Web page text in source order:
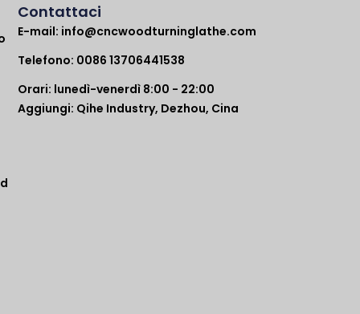
Contattaci
E-mail: info@cncwoodturninglathe.com
Telefono: 0086 13706441538
Orari: lunedì-venerdì 8:00 - 22:00
Aggiungi: Qihe Industry, Dezhou, Cina